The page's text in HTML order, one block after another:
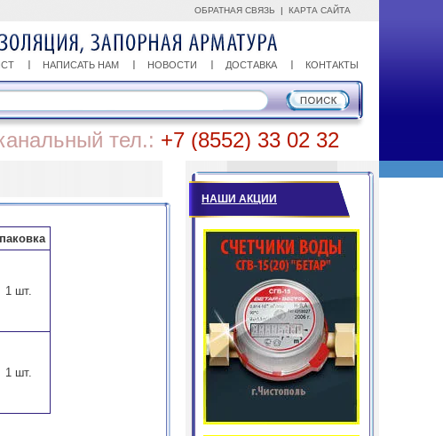
тел.: +7 (8552) 33 02 32
ОБРАТНАЯ СВЯЗЬ | КАРТА САЙТА
НАПИСАТЬ НАМ НОВОСТИ ДОСТАВКА КОНТАКТЫ
1 шт.
1 шт.
НАШИ АКЦИИ